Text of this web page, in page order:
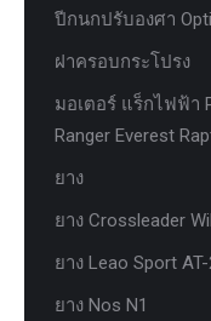
ปีกนกปรับองศา
ฝาครอบกระโปรง
มอเตอร์ แร็กไฟฟ้า
Ranger Everest
ยาง
ยาง Crossleader
ยาง Leao Sport AT-
ยาง Nos N1